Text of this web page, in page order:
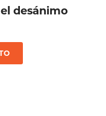
desánimo